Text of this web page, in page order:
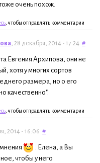
очень похож.
, чтобы отправлять комментарии
, 28 декабря, 2014 - 17:24 #
Евгения Архипова, они не
хотя у многих сортов
размера, но о его
качественно".
, чтобы отправлять комментарии
2014 - 16:06 #
. Елена, а Вы
чтобы у него